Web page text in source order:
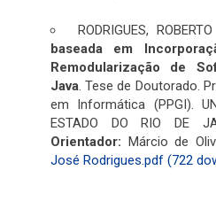
RODRIGUES,
baseada em
Remodularização de
Java. Tese de Doutorado.
em Informática (PPGI).
ESTADO DO RIO DE
Orientador: Márcio de
José Rodrigues.pdf (722